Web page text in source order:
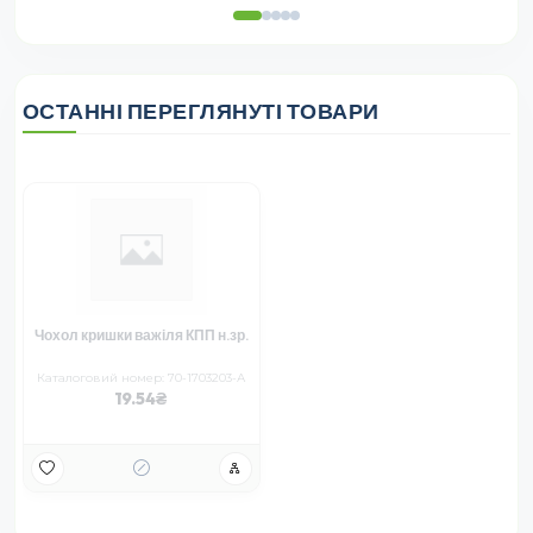
ОСТАННІ ПЕРЕГЛЯНУТІ ТОВАРИ
Чохол кришки важіля КПП н.зр.
Каталоговий номер: 70-1703203-А
19.54